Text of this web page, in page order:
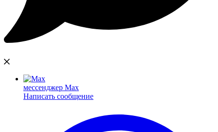
мессенджер Max
Написать сообщение